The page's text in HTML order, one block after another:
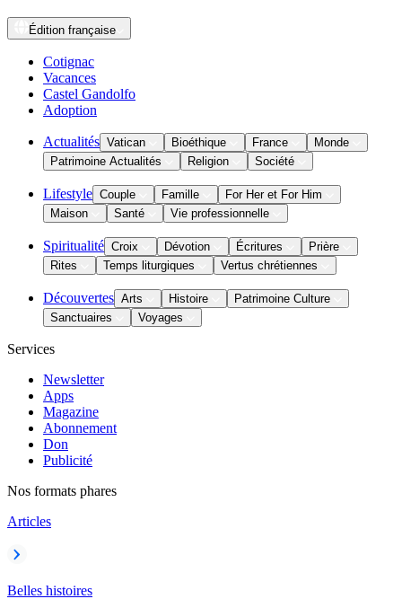
Édition française
Cotignac
Vacances
Castel Gandolfo
Adoption
Actualités Vatican Bioéthique France
Monde
Patrimoine Actualités
Religion Société
Lifestyle Couple Famille
For Her et For Him
Maison
Santé Vie professionnelle
Spiritualité Croix Dévotion Écritures
Prière
Rites
Temps liturgiques Vertus chrétiennes
Découvertes Arts Histoire
Patrimoine Culture
Sanctuaires
Voyages
Services
Newsletter
Apps
Magazine
Abonnement
Don
Publicité
Nos formats phares
Articles
Belles histoires